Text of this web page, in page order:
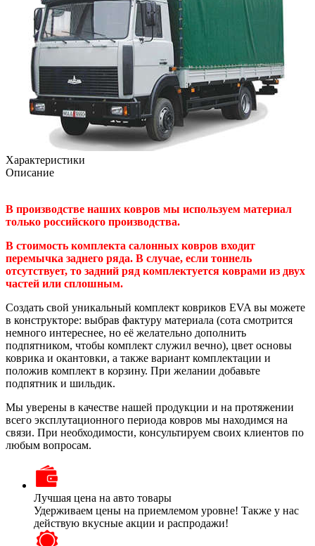
Характеристики
Описание
В производстве наших ковров мы используем материал
только российского производства.
В стоимость комплекта салонных ковров входит
перемычка заднего ряда. В случае, если тоннель
отсутствует, то задний ряд комплектуется коврами из двух
частей или сплошным.
Создать свой уникальный комплект ковриков EVA вы можете
в конструкторе: выбрав фактуру материала (сота смотрится
немного интереснее, но её желательно дополнить
подпятником, чтобы комплект служил вечно), цвет основы
коврика и окантовки, а также вариант комплектации и
положив комплект в корзину. При желании добавьте
подпятник и шильдик.
Мы уверены в качестве нашей продукции и на протяжении
всего эксплутационного периода ковров мы находимся на
связи. При необходимости, консультируем своих клиентов по
любым вопросам.
Лучшая цена на авто товары
Удерживаем цены на приемлемом уровне! Также у нас
действую вкусные акции и распродажи!